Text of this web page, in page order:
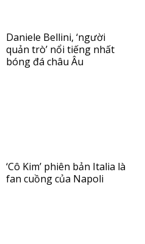
Daniele Bellini, ‘người
quản trò’ nổi tiếng nhất
bóng đá châu Âu
‘Cô Kim’ phiên bản Italia là
fan cuồng của Napoli